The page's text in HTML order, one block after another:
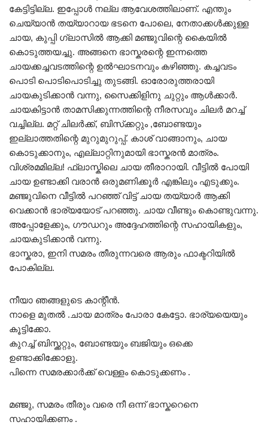
കേട്ടിട്ടില്ല. ഇപ്പോൾ നല്ല ആവേശത്തിലാണ്. എന്തും
ചെയ്യാൻ തയ്യാറായ ഭടനെ പോലെ, നേതാക്കൾക്കുള്ള
ചായ, കുപ്പി ഗ്ലാസിൽ ആക്കി മഞ്ജുവിന്റെ കൈയിൽ
കൊടുത്തയച്ചു. അങ്ങനെ ഭാസ്കരന്റെ ഇന്നത്തെ
ചായക്കച്ചവടത്തിന്റെ ഉൽഘാടനവും കഴിഞ്ഞു. കച്ചവടം
പൊടി പൊടിപൊടിച്ചു തുടങ്ങി. ഓരോരുത്തരായി
ചായകുടിക്കാൻ വന്നു, സൈക്കിളിനു ചുറ്റും ആൾക്കാർ.
ചായകിട്ടാൻ താമസിക്കുന്നത്തിന്റെ നീരസവും ചിലർ മറച്ച്
വച്ചില്ല. മറ്റ് ചിലർക്ക്, ബിസ്‌ക്കറ്റും ,ബോണ്ടയും
ഇല്ലാത്തതിന്റെ മുറുമുറുപ്പ്. കാശ് വാങ്ങാനും, ചായ
കൊടുക്കാനും, എല്ലാറ്റിനുമായി ഭാസ്കരൻ മാത്രം.
വിശ്രമമില്ല! ഫ്ലാസ്കിലെ ചായ തീരാറായി. വീട്ടിൽ പോയി
ചായ ഉണ്ടാക്കി വരാൻ ഒരുമണിക്കൂർ എങ്കിലും എടുക്കും.
മഞ്ജുവിനെ വീട്ടിൽ പറഞ്ഞ് വിട്ട് ചായ തയ്യാർ ആക്കി
വെക്കാൻ ഭാര്യയോട് പറഞ്ഞു. ചായ വീണ്ടും കൊണ്ടുവന്നു.
അപ്പോളേക്കും, ഗൗഡറും അദ്ദേഹത്തിന്റെ സഹായികളും,
ചായകുടിക്കാൻ വന്നു.
ഭാസ്കരാ, ഇനി സമരം തീരുന്നവരെ ആരും ഫാക്ടറിയിൽ
പോകില്ല.
നീയാ ഞങ്ങളുടെ കാന്റീൻ.
നാളെ മുതൽ .ചായ മാത്രം പോരാ കേട്ടോ. ഭാര്യയെയും
കൂട്ടിക്കോ.
കുറച്ച് ബിസ്ക്കറ്റും, ബോണ്ടയും ബജിയും ഒക്കെ
ഉണ്ടാക്കിക്കോളു.
പിന്നെ സമരക്കാർക്ക് വെള്ളം കൊടുക്കണം .
മഞ്ജു, സമരം തീരും വരെ നീ ഒന്ന് ഭാസ്കറെനെ
സഹായിക്കണം .